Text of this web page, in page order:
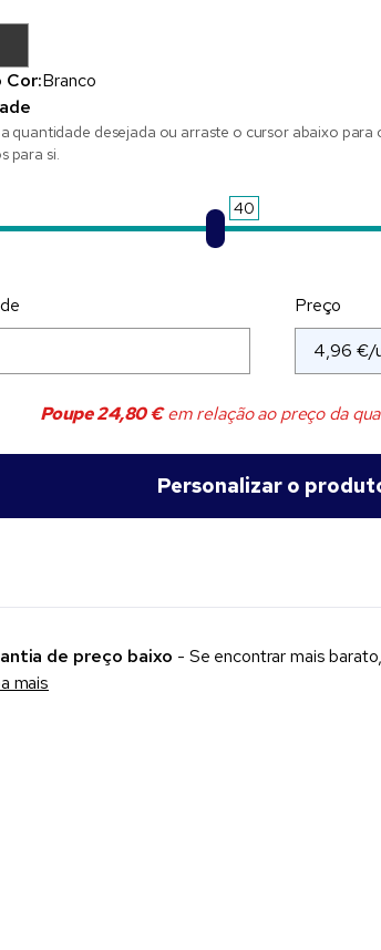
Cor:Branco
quantidade desejada ou arraste o cursor abaixo
para si.
40
Preço
Poupe24,80 €em relação ao preço da
de preço baixo - Se encontrar mais
mais